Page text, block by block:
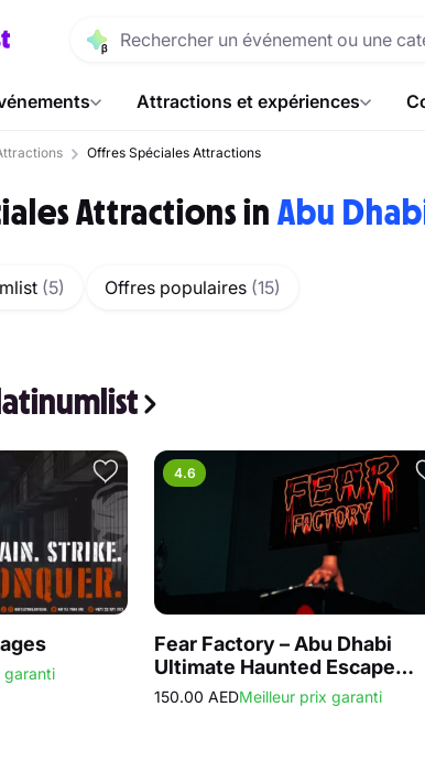
Attractions et expériences
Offres Spéciales Attractions
Attractions in Abu
(5) Offres populaires (15)
garanti
4.6
Fear Factory – Abu Dhabi
Ultimate Haunted Escape
Room
150.00 AEDMeilleur prix garanti